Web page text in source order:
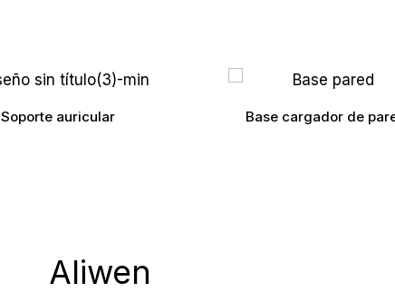
Soporte auricular Base cargador de
Aliwen